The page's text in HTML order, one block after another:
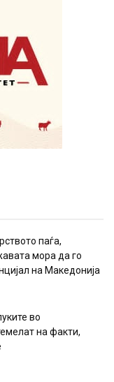
паѓа,
мора да го
на Македонија
во
на факти,